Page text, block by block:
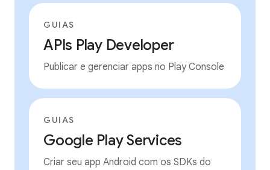
GUIAS
APIs Play Developer
Publicar e gerenciar apps no Play Console
GUIAS
Google Play Services
Criar seu app Android com os SDKs do